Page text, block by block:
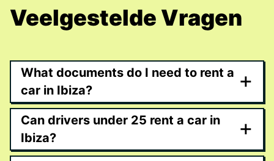
Veelgestelde Vragen
What documents do I need to rent a
car in Ibiza?
+
Can drivers under 25 rent a car in
Ibiza?
+